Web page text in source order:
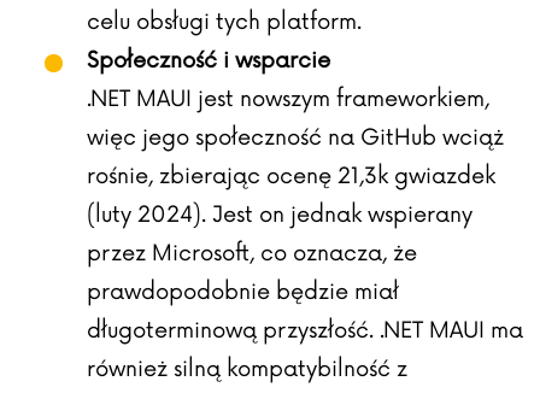
celu obsługi tych platform.
Społeczność i wsparcie
.NET MAUI jest nowszym frameworkiem,
więc jego społeczność na GitHub wciąż
rośnie, zbierając ocenę 21,3k gwiazdek
(luty 2024). Jest on jednak wspierany
przez Microsoft, co oznacza, że
prawdopodobnie będzie miał
długoterminową przyszłość. .NET MAUI ma
również silną kompatybilność z